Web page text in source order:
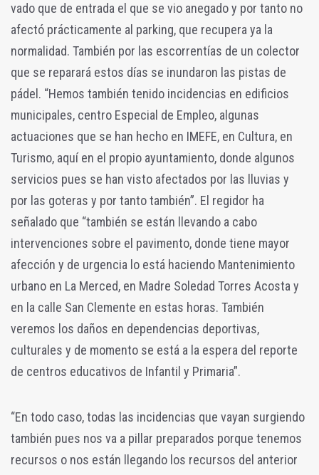
vado que de entrada el que se vio anegado y por tanto no
afectó prácticamente al parking, que recupera ya la
normalidad. También por las escorrentías de un colector
que se reparará estos días se inundaron las pistas de
pádel. “Hemos también tenido incidencias en edificios
municipales, centro Especial de Empleo, algunas
actuaciones que se han hecho en IMEFE, en Cultura, en
Turismo, aquí en el propio ayuntamiento, donde algunos
servicios pues se han visto afectados por las lluvias y
por las goteras y por tanto también”. El regidor ha
señalado que “también se están llevando a cabo
intervenciones sobre el pavimento, donde tiene mayor
afección y de urgencia lo está haciendo Mantenimiento
urbano en La Merced, en Madre Soledad Torres Acosta y
en la calle San Clemente en estas horas. También
veremos los daños en dependencias deportivas,
culturales y de momento se está a la espera del reporte
de centros educativos de Infantil y Primaria”.
“En todo caso, todas las incidencias que vayan surgiendo
también pues nos va a pillar preparados porque tenemos
recursos o nos están llegando los recursos del anterior